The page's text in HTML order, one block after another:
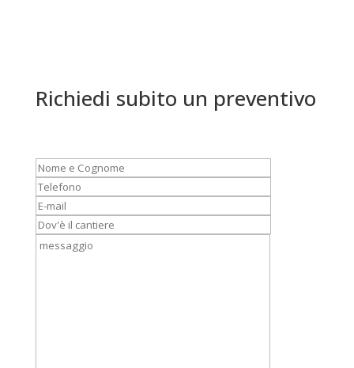
Richiedi subito un preventivo